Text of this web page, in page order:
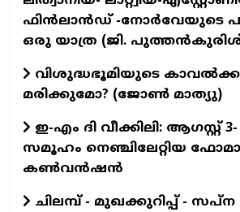
ഫിൻലാൻഡ് -നോർവേയുടെ
ഒരു യാത്ര (ജി.
വിശുദ്ധഭൂമിയുടെ
മരിക്കുമോ? (ജോണ്‍ മാത്യു)
ഇ-എം ദി വീക്കിലി: ആഗസ്റ്റ്
സമൂഹം നെഞ്ചിലേറ്റിയ ഫോമാ
കൺവൻഷൻ
ചിലമ്പ് - മുഖക്കുറിപ്പ് -